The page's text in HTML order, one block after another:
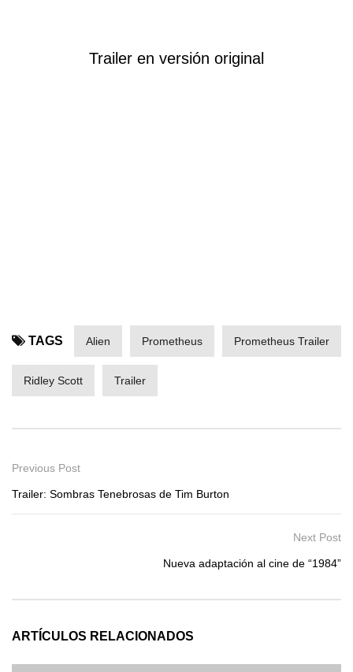
Trailer en versión original
TAGS Alien Prometheus Prometheus Trailer
Ridley Scott Trailer
Previous Post
Trailer: Sombras Tenebrosas de Tim Burton
Next Post
Nueva adaptación al cine de “1984”
ARTÍCULOS RELACIONADOS